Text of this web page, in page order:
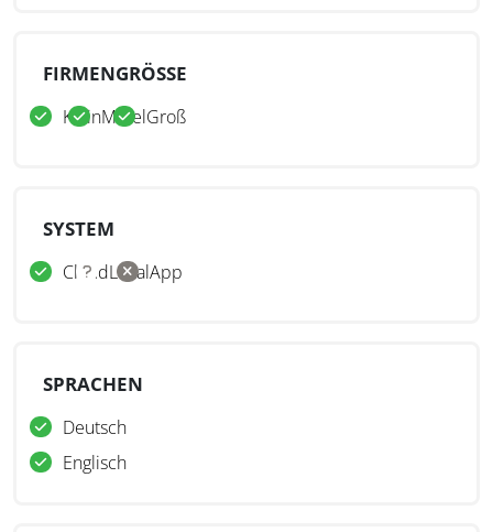
FIRMENGRÖSSE
KleinMittelGroß
SYSTEM
CloudLokalApp
SPRACHEN
Deutsch
Englisch